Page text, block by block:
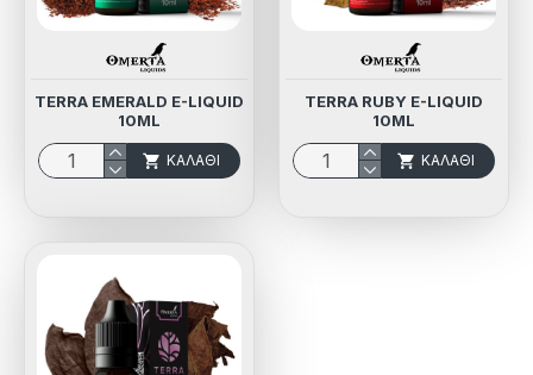
TERRA EMERALD E-LIQUID
10ML
ΚΑΛΆΘΙ
TERRA RUBY E-LIQUID
10ML
ΚΑΛΆΘΙ